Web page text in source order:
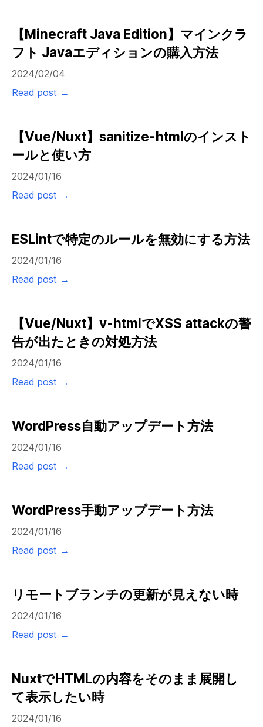
【Minecraft Java Edition】マインクラ
フト Javaエディションの購入方法
2024/02/04
Read post →
【Vue/Nuxt】sanitize-htmlのインスト
ールと使い方
2024/01/16
Read post →
ESLintで特定のルールを無効にする方法
2024/01/16
Read post →
【Vue/Nuxt】v-htmlでXSS attackの警
告が出たときの対処方法
2024/01/16
Read post →
WordPress自動アップデート方法
2024/01/16
Read post →
WordPress手動アップデート方法
2024/01/16
Read post →
リモートブランチの更新が見えない時
2024/01/16
Read post →
NuxtでHTMLの内容をそのまま展開し
て表示したい時
2024/01/16